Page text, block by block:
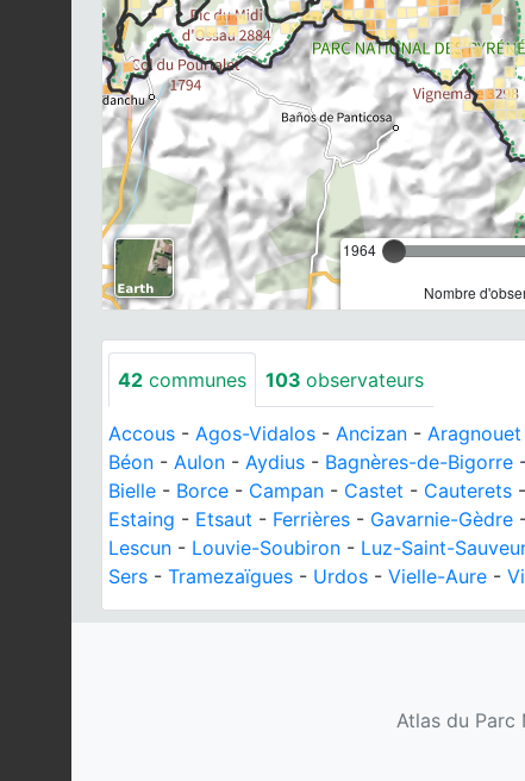
1964
Nombre
42 communes 103 observateurs
Accous - Agos-Vidalos - Ancizan - Aragnouet
Béon - Aulon - Aydius - Bagnères-de-Bigorre
Bielle - Borce - Campan - Castet - Cauterets -
Estaing - Etsaut - Ferrières - Gavarnie-Gèdre
Lescun - Louvie-Soubiron - Luz-Saint-
Sers - Tramezaïgues - Urdos - Vielle-Aure -
Atlas du Parc